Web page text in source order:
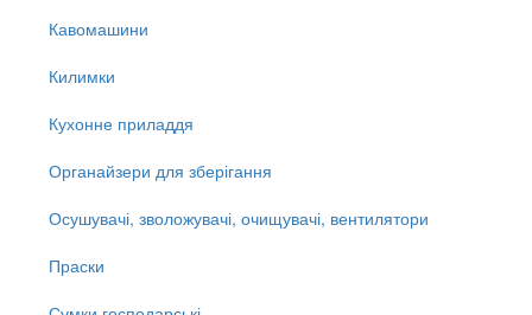
Кавомашини
Килимки
Кухонне приладдя
Органайзери для зберігання
Осушувачі, зволожувачі, очищувачі, вентилятори
Праски